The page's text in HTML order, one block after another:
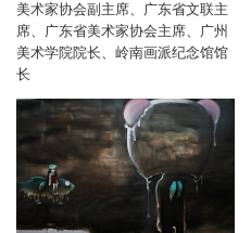
美术家协会副主席、广东省文联主
席、广东省美术家协会主席、广州
美术学院院长、岭南画派纪念馆馆
长